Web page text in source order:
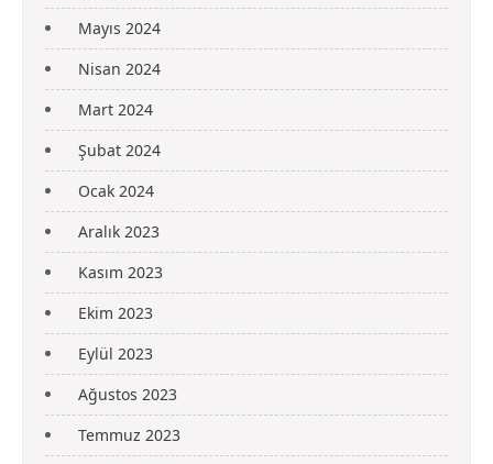
Mayıs 2024
Nisan 2024
Mart 2024
Şubat 2024
Ocak 2024
Aralık 2023
Kasım 2023
Ekim 2023
Eylül 2023
Ağustos 2023
Temmuz 2023